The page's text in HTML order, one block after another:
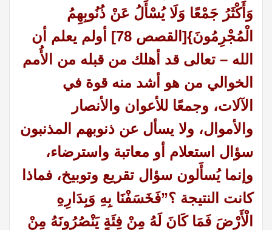
وَأَكْثَرُ جَمْعًا وَلَا يُسْأَلُ عَنْ ذُنُوبِهِمُ
الْمُجْرِمُونَ}[القصص 78] أولم يعلم أن
الله – تعالى قد أهلك من قبله من الأُمم
الخوالي من هو أشد منه قوة في
الآلات، وجمعًا للأعوان والأنصار
والأموال، ولا يسأل عن ذنوبهم المذنبون
سؤال استعلام أو معاتبة واسترضاء،
وإنما يُسأَلون سؤال تقريع وتوبيخ، فماذا
كانت النتيجة ؟”فَخَسَفْنَا بِهِ وَبِدَارِهِ
الْأَرْضَ فَمَا كَانَ لَهُ مِنْ فِئَةٍ يَنْصُرُونَهُ مِنْ